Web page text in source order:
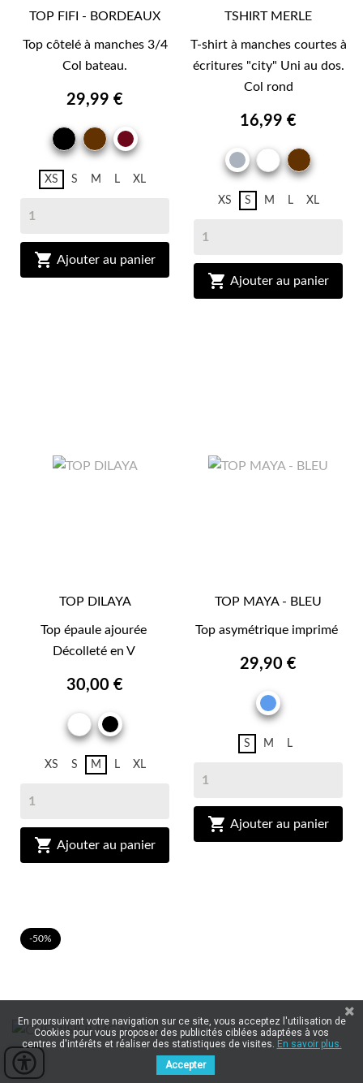
TOP FIFI - BORDEAUX
Top côtelé à manches 3/4
Col bateau.
29,99 €
NOIRMARRON
BRUN
BORDEAUX
XS S M L XL
 Ajouter au panier
TSHIRT MERLE
T-shirt à manches courtes à
écritures "city" Uni au dos.
Col rond
16,99 €
GRISBLANC
BRUN
XS S M L XL
 Ajouter au panier
TOP DILAYA
Top épaule ajourée
Décolleté en V
30,00 €
BLANCNOIR
XS S M L XL
 Ajouter au panier
TOP MAYA - BLEU
Top asymétrique imprimé
29,90 €
BLEU
S M L
 Ajouter au panier
-50%
Panel
En poursuivant votre navigation sur ce site, vous acceptez l'utilisation de
Cookies pour vous proposer des publicités ciblées adaptées à vos
centres d'intérêts et réaliser des statistiques de visites. En savoir plus.
Accepter